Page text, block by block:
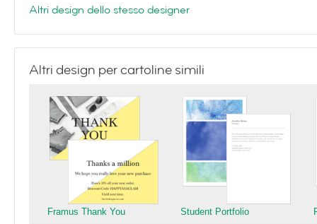
Altri design dello stesso designer
Altri design per cartoline simili
Framus Thank You Student Portfolio